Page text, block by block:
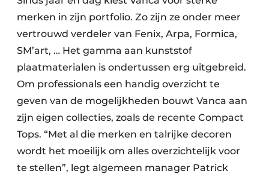
merken in zijn portfolio. Zo zijn ze onder meer
vertrouwd verdeler van Fenix, Arpa, Formica,
SM’art, … Het gamma aan kunststof
plaatmaterialen is ondertussen erg uitgebreid.
Om professionals een handig overzicht te
geven van de mogelijkheden bouwt Vanca aan
zijn eigen collecties, zoals de recente Compact
Tops. “Met al die merken en talrijke decoren
wordt het moeilijk om alles overzichtelijk voor
te stellen”, legt algemeen manager Patrick